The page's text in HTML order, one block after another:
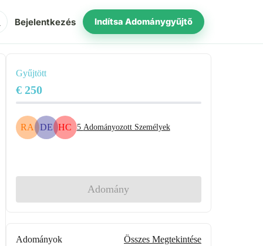
Bejelentkezés Indítsa Adománygyűjtő
Gyűjtött
€ 250
RA DE HC 5 Adományozott Személyek
Adomány
Adományok Összes Megtekintése